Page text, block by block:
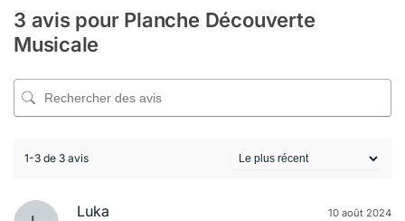
3 avis pour Planche Découverte
Musicale
1-3 de 3 avis
Luka 10 août 2024